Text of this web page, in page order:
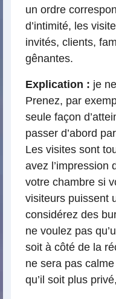
un ordre
d’intimité, les
invités, clients,
gênantes.
Explication : je
Prenez, par
seule façon
passer d’abord
Les visites sont
avez l’impression
votre chambre si
visiteurs puissent
considérez des
ne voulez pas
soit à côté de la
ne sera pas
qu’il soit plus